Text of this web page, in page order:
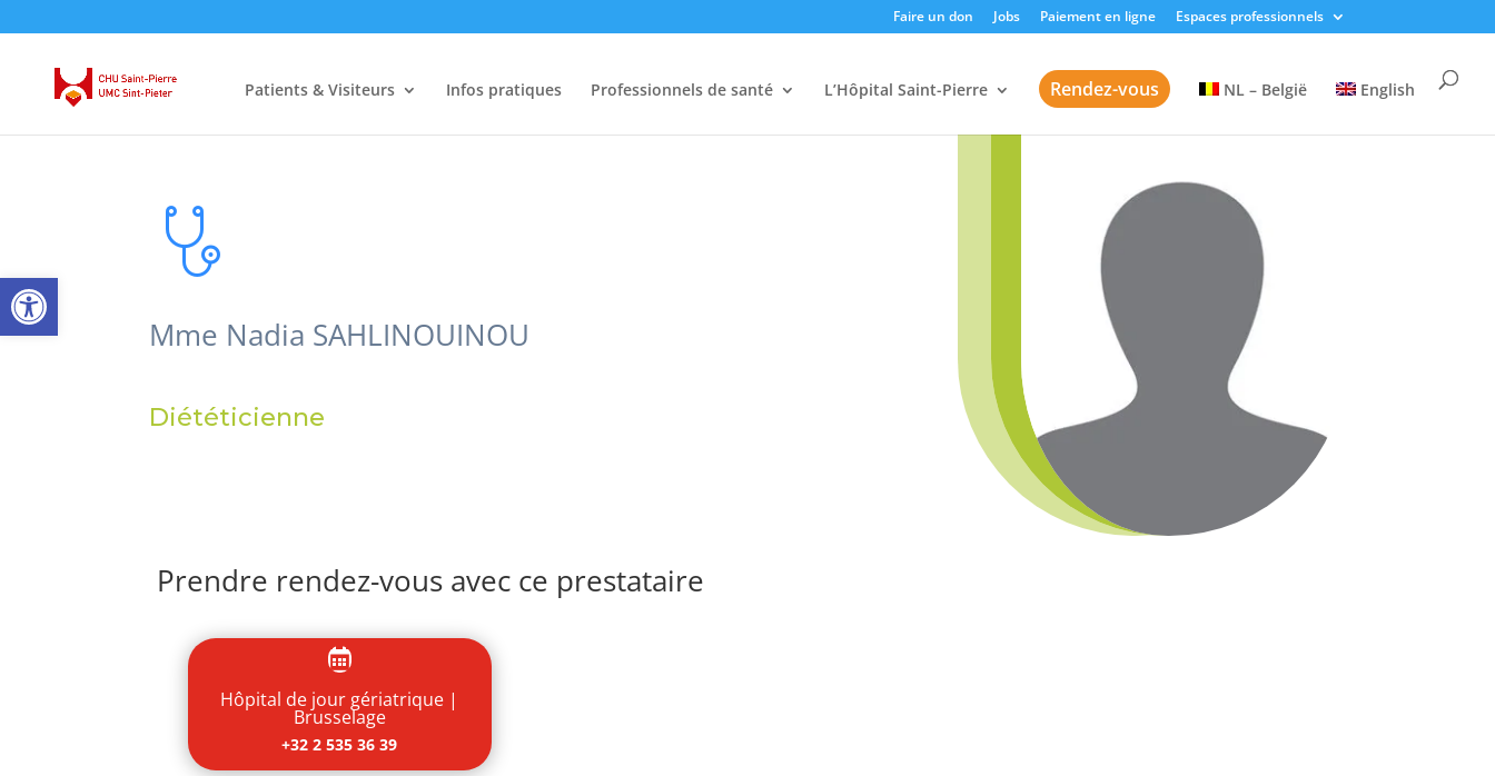
Ouvrir la barre d’outils
Faire un don Jobs Paiement en ligne Espaces professionnels
Patients & Visiteurs Infos pratiques Professionnels de santé L’Hôpital Saint-Pierre Rendez-vous NL – België English
Mme Nadia SAHLINOUINOU
Diététicienne
Prendre rendez-vous avec ce prestataire

Hôpital de jour gériatrique |
Brusselage
+32 2 535 36 39